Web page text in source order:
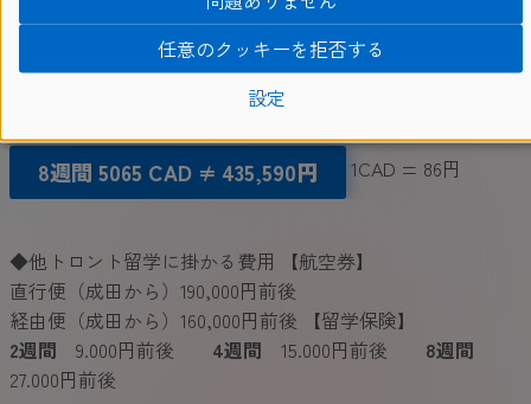
CAD≠144,910円
≠ 244,670円
8週間 5065 CAD ≠ 435,590円 1CAD = 86円
◆他トロント留学に掛かる費用 【航空券】
直行便（成田から）190,000円前後
経由便（成田から）160,000円前後 【留学保険】
2週間 9.000円前後 4週間 15.000円前後
8週間
27.000円前後
設定
任意のクッキーを拒否する